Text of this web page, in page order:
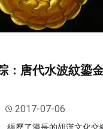
：唐代水波紋鎏
2017-07-06